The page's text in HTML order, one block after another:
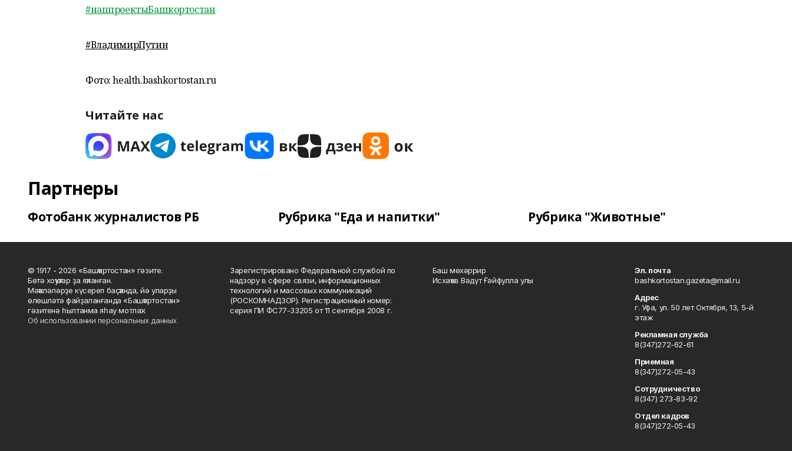
#нацпроектыБашкортостан
#ВладимирПутин
Фото: health.bashkortostan.ru
Читайте нас
Партнеры
Фотобанк журналистов РБ Рубрика "Еда и напитки" Рубрика "Животные"
© 1917 - 2026 «Башҡортостан» гәзите.
Бөтә хоҡуҡтар ҙа яҡланған.
Мәҡәләләрҙе күсереп баҫҡанда, йә уларҙы
өлөшләтә файҙаланғанда «Башҡортостан»
гәзитенә һылтанма яһау мотлаҡ.
Об использовании персональных данных
Зарегистрировано Федеральной службой по
надзору в сфере связи, информационных
технологий и массовых коммуникаций
(РОСКОМНАДЗОР). Регистрационный номер:
серия ПИ ФС77-33205 от 11 сентября 2008 г.
Баш мөхәррир
Исхаҡов Вәдүт Ғәйфулла улы
Эл. почта
bashkortostan.gazeta@mail.ru
Адрес
г. Уфа, ул. 50 лет Октября, 13, 5-й
этаж
Рекламная служба
8(347)272-62-61
Приемная
8(347)272-05-43
Сотрудничество
8(347) 273-83-92
Отдел кадров
8(347)272-05-43